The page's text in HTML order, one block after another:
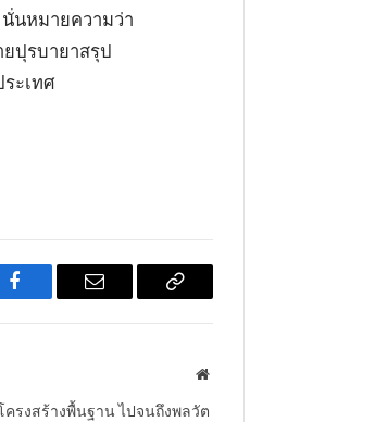
นั่นหมายความว่า
ยปุรบายาสรุป
ะเทศ
Facebook Email
Copy
Website
ครงสร้างพื้นฐาน ไปจนถึงพลวัต